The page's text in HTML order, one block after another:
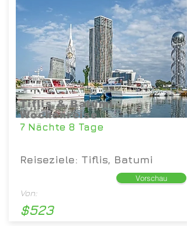
Tiflis & Batumi -
Wochenreise
7 Nächte 8 Tage
Reiseziele: Tiflis, Batumi
Von:
$523
Vorschau